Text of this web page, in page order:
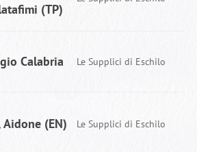
(TP)
Calabria Le Supplici di Eschilo
(EN) Le Supplici di Eschilo